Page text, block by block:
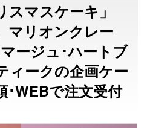
マスケーキ」
マリオンクレー
ージュ･ハートブ
ィークの企画ケー
･WEBで注文受付